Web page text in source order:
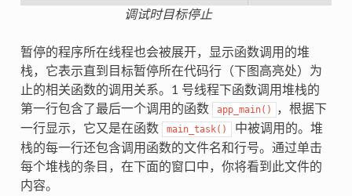
调试时目标停止
暂停的程序所在线程也会被展开，显示函数调用的堆
栈，它表示直到目标暂停所在代码行（下图高亮处）为
止的相关函数的调用关系。1 号线程下函数调用堆栈的
第一行包含了最后一个调用的函数
app_main()
，根据下
一行显示，它又是在函数
main_task()
中被调用的。堆
栈的每一行还包含调用函数的文件名和行号。通过单击
每个堆栈的条目，在下面的窗口中，你将看到此文件的
内容。